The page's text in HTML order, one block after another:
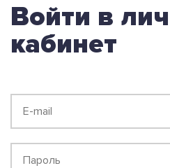
Войти в
кабинет